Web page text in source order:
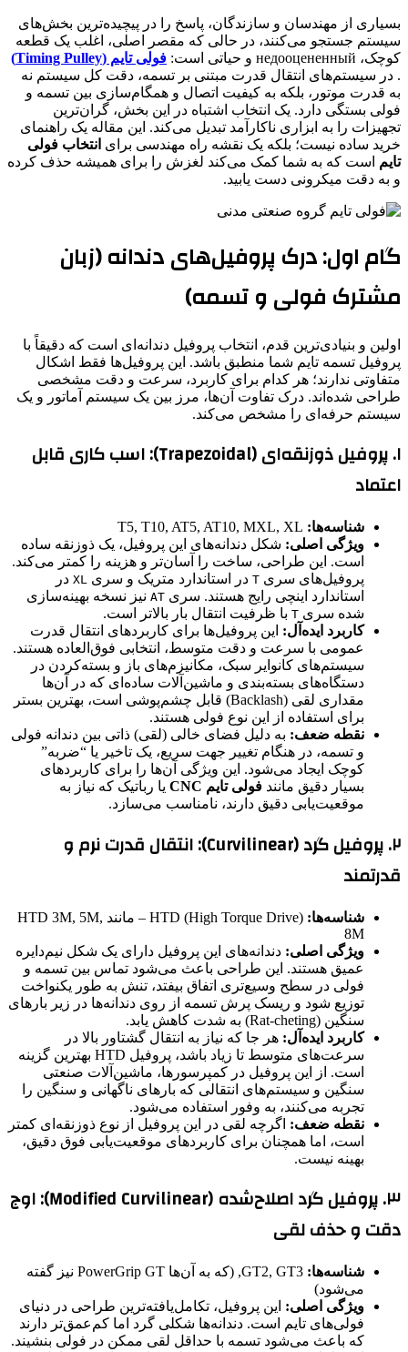
بسیاری از مهندسان و سازندگان، پاسخ را در پیچیده‌ترین بخش‌های
سیستم جستجو می‌کنند، در حالی که مقصر اصلی، اغلب یک قطعه
کوچک، недооцененный و حیاتی است:
فولی تایم (Timing Pulley)
. در سیستم‌های انتقال قدرت مبتنی بر تسمه، دقت کل سیستم نه
به قدرت موتور، بلکه به کیفیت اتصال و همگام‌سازی بین تسمه و
فولی بستگی دارد. یک انتخاب اشتباه در این بخش، گران‌ترین
تجهیزات را به ابزاری ناکارآمد تبدیل می‌کند. این مقاله یک راهنمای
خرید ساده نیست؛ بلکه یک نقشه راه مهندسی برای انتخاب فولی
تایم است که به شما کمک می‌کند لغزش را برای همیشه حذف کرده
و به دقت میکرونی دست یابید.
گام اول: درک پروفیل‌های دندانه (زبان
مشترک فولی و تسمه)
اولین و بنیادی‌ترین قدم، انتخاب پروفیل دندانه‌ای است که دقیقاً با
پروفیل تسمه تایم شما منطبق باشد. این پروفیل‌ها فقط اشکال
متفاوتی ندارند؛ هر کدام برای کاربرد، سرعت و دقت مشخصی
طراحی شده‌اند. درک تفاوت آن‌ها، مرز بین یک سیستم آماتور و یک
سیستم حرفه‌ای را مشخص می‌کند.
۱. پروفیل ذوزنقه‌ای (Trapezoidal): اسب کاری قابل
اعتماد
شناسه‌ها:
ویژگی اصلی: شکل دندانه‌های این پروفیل، یک ذوزنقه ساده
است. این طراحی، ساخت را آسان‌تر و هزینه را کمتر می‌کند.
پروفیل‌های سری T در استاندارد متریک و سری XL در
استاندارد اینچی رایج هستند. سری AT نیز نسخه بهینه‌سازی
شده سری T با ظرفیت انتقال بار بالاتر است.
کاربرد ایده‌آل: این پروفیل‌ها برای کاربردهای انتقال قدرت
عمومی با سرعت و دقت متوسط، انتخابی فوق‌العاده هستند.
سیستم‌های کانوایر سبک، مکانیزم‌های باز و بسته‌کردن در
دستگاه‌های بسته‌بندی و ماشین‌آلات ساده‌ای که در آن‌ها
مقداری لقی (Backlash) قابل چشم‌پوشی است، بهترین بستر
برای استفاده از این نوع فولی هستند.
نقطه ضعف: به دلیل فضای خالی (لقی) ذاتی بین دندانه فولی
و تسمه، در هنگام تغییر جهت سریع، یک تاخیر یا “ضربه”
کوچک ایجاد می‌شود. این ویژگی آن‌ها را برای کاربردهای
بسیار دقیق مانند فولی تایم CNC
یا رباتیک که نیاز به
موقعیت‌یابی دقیق دارند، نامناسب می‌سازد.
۲. پروفیل گرد (Curvilinear): انتقال قدرت نرم و
قدرتمند
شناسه‌ها:
HTD (High Torque Drive) – مانند HTD 3M, 5M,
8M
ویژگی اصلی: دندانه‌های این پروفیل دارای یک شکل نیم‌دایره
عمیق هستند. این طراحی باعث می‌شود تماس بین تسمه و
فولی در سطح وسیع‌تری اتفاق بیفتد، تنش به طور یکنواخت
توزیع شود و ریسک پرش تسمه از روی دندانه‌ها در زیر بارهای
سنگین (Rat-cheting) به شدت کاهش یابد.
کاربرد ایده‌آل: هر جا که نیاز به انتقال گشتاور بالا در
سرعت‌های متوسط تا زیاد باشد، پروفیل HTD بهترین گزینه
است. از این پروفیل در کمپرسورها، ماشین‌آلات صنعتی
سنگین و سیستم‌های انتقالی که بارهای ناگهانی و سنگین را
تجربه می‌کنند، به وفور استفاده می‌شود.
نقطه ضعف: اگرچه لقی در این پروفیل از نوع ذوزنقه‌ای کمتر
است، اما همچنان برای کاربردهای موقعیت‌یابی فوق دقیق،
بهینه نیست.
۳. پروفیل گرد اصلاح‌شده (Modified Curvilinear): اوج
دقت و حذف لقی
شناسه‌ها:
GT2, GT3, (که به آن‌ها PowerGrip GT نیز گفته
می‌شود)
ویژگی اصلی: این پروفیل، تکامل‌یافته‌ترین طراحی در دنیای
فولی‌های تایم است. دندانه‌ها شکلی گرد اما کم‌عمق‌تر دارند
که باعث می‌شود تسمه با حداقل لقی ممکن در فولی بنشیند.